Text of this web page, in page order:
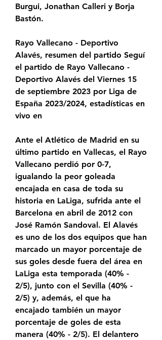
Burgui, Jonathan Calleri y Borja
Bastón.
Rayo Vallecano - Deportivo
Alavés, resumen del partido Seguí
el partido de Rayo Vallecano -
Deportivo Alavés del Viernes 15
de septiembre 2023 por Liga de
España 2023/2024, estadísticas en
vivo en
Ante el Atlético de Madrid en su
último partido en Vallecas, el Rayo
Vallecano perdió por 0-7,
igualando la peor goleada
encajada en casa de toda su
historia en LaLiga, sufrida ante el
Barcelona en abril de 2012 con
José Ramón Sandoval. El Alavés
es uno de los dos equipos que han
marcado un mayor porcentaje de
sus goles desde fuera del área en
LaLiga esta temporada (40% -
2/5), junto con el Sevilla (40% -
2/5) y, además, el que ha
encajado también un mayor
porcentaje de goles de esta
manera (40% - 2/5). El delantero